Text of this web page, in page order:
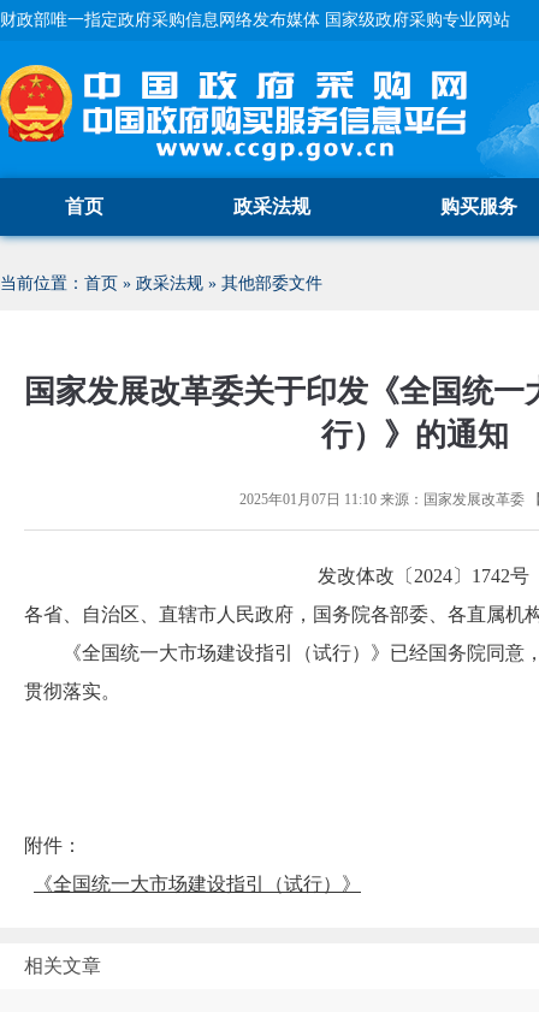
财政部唯一指定政府采购信息网络发布媒体 国家级政府采购专业网站
首页 政采法规 购买服务
当前位置： 首页 » 政采法规 » 其他部委文件
国家发展改革委关于印发《全国统
行）》的通知
2025年01月07日 11:10来源： 国家发展改革委
发改体改〔2024〕1742号
各省、自治区、直辖市人民政府，国务院各部委、各直属机
《全国统一大市场建设指引（试行）》已经国务院同意
贯彻落实。
附件：
《全国统一大市场建设指引（试行）》
相关文章